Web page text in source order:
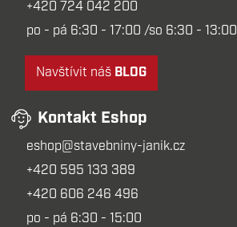
+420 724 042 200
po - pá 6:30 - 17:00 /so 6:30 - 13:00
Navštívit náš BLOG
Kontakt Eshop
eshop@stavebniny-janik.cz
+420 595 133 389
+420 606 246 496
po - pá 6:30 - 15:00